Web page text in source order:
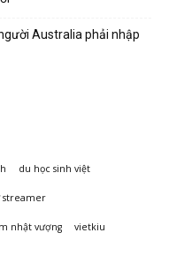
Australia phải nhập
du học sinh việt
streamer
nhật vượng vietkiu